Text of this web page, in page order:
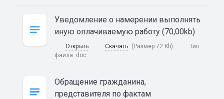
Уведомление о намерении выполнять
иную оплачиваемую работу (70,00kb)
Открыть Скачать (Размер 72 Kb)
Тип
файла: doc
Обращение гражданина,
представителя по фактам